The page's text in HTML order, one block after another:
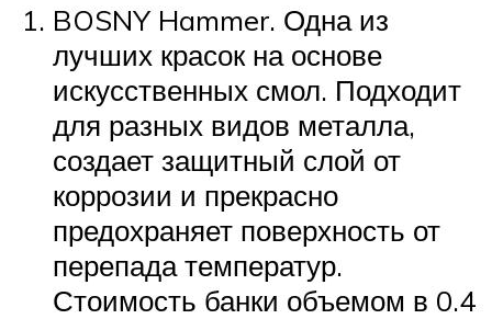
BOSNY Hammer. Одна из
лучших красок на основе
искусственных смол. Подходит
для разных видов металла,
создает защитный слой от
коррозии и прекрасно
предохраняет поверхность от
перепада температур.
Стоимость банки объемом в 0.4